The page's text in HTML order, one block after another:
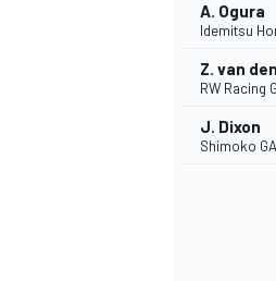
ENDURANCE/
A. Ogura
Idemitsu
Z. van
RW Racing
J. Dixon
Shimoko